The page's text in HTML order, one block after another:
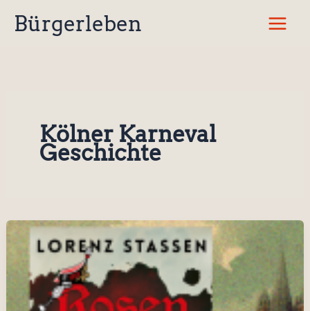
InhaltBürgerleben
Kölner Karneval
Geschichte